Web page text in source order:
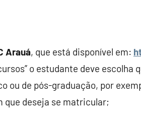
Arauá, que está disponível em:
o estudante deve escolha
ou de pós-graduação, por
que deseja se matricular;